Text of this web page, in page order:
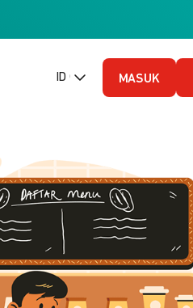
ID (Bahasa Indonesia)
MASUK